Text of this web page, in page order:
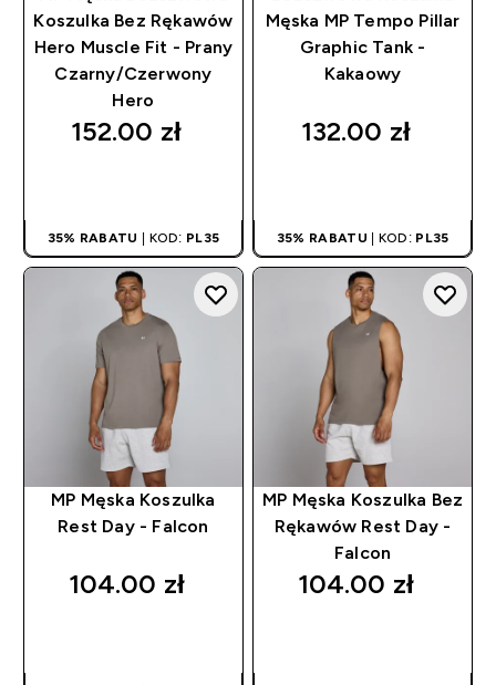
Koszulka Bez Rękawów
Hero Muscle Fit - Prany
Czarny/Czerwony
Hero
152.00 zł‎
35% RABATU | KOD: PL35
Męska MP Tempo Pillar
Graphic Tank -
Kakaowy
132.00 zł‎
35% RABATU | KOD: PL35
MP Męska Koszulka
Rest Day - Falcon
104.00 zł‎
MP Męska Koszulka Bez
Rękawów Rest Day -
Falcon
104.00 zł‎